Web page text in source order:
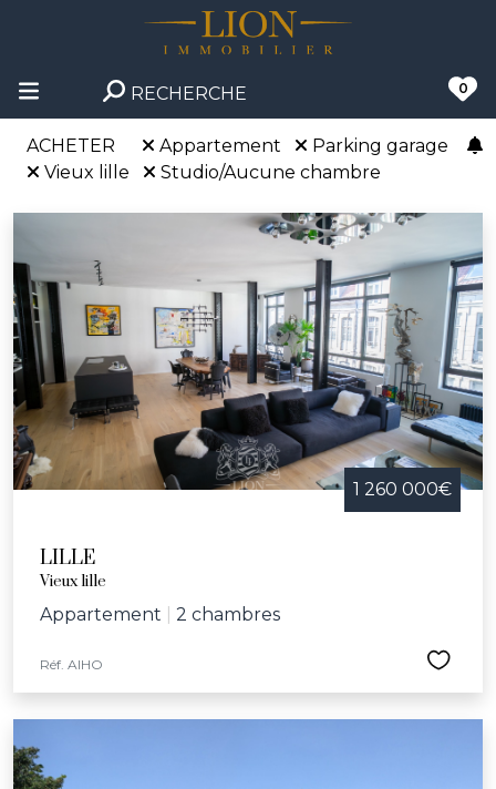
RECHERCHE 0
ACHETER Appartement
Parking garage
Vieux lille
Studio/Aucune chambre
1 260 000€
LILLE
Vieux lille
Appartement 2 chambres
Réf. AIHO